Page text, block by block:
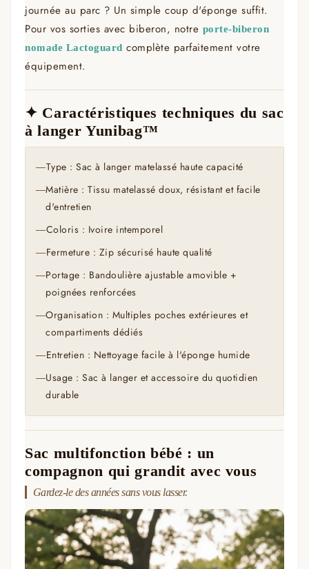
journée au parc ? Un simple coup d'éponge suffit.
Pour vos sorties avec biberon, notre porte-biberon
nomade Lactoguard complète parfaitement votre
équipement.
✦ Caractéristiques techniques du sac
à langer Yunibag™
—Type : Sac à langer matelassé haute capacité
—Matière : Tissu matelassé doux, résistant et facile
d'entretien
—Coloris : Ivoire intemporel
—Fermeture : Zip sécurisé haute qualité
—Portage : Bandoulière ajustable amovible +
poignées renforcées
—Organisation : Multiples poches extérieures et
compartiments dédiés
—Entretien : Nettoyage facile à l'éponge humide
—Usage : Sac à langer et accessoire du quotidien
durable
Sac multifonction bébé : un
compagnon qui grandit avec vous
Gardez-le des années sans vous lasser.